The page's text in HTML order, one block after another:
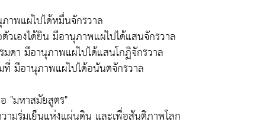
าพแผ่ไปได้หมื่นจักรวาล
วเองได้ยิน มีอานุภาพแผ่ไปได้แสนจักรวาล
มดา มีอานุภาพแผ่ไปได้แสนโกฏิจักรวาล
ที่ มีอานุภาพแผ่ไปได้อนันตจักรวาล
"มหาสมัยสูตร"
ามร่มเย็นแห่งแผ่นดิน และเพื่อสันติภาพโลก